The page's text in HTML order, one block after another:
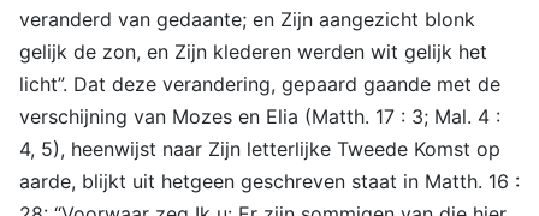
veranderd van gedaante; en Zijn aangezicht blonk
gelijk de zon, en Zijn klederen werden wit gelijk het
licht”. Dat deze verandering, gepaard gaande met de
verschijning van Mozes en Elia (Matth. 17 : 3; Mal. 4 :
4, 5), heenwijst naar Zijn letterlijke Tweede Komst op
aarde, blijkt uit hetgeen geschreven staat in Matth. 16 :